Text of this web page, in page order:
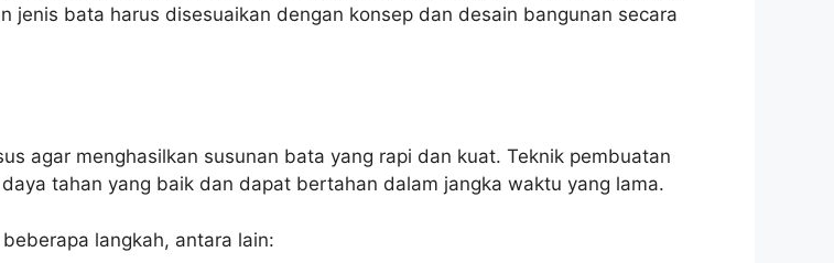
jenis bata harus disesuaikan dengan konsep dan desain bangunan secara
agar menghasilkan susunan bata yang rapi dan kuat. Teknik pembuatan
tahan yang baik dan dapat bertahan dalam jangka waktu yang lama.
langkah, antara lain: